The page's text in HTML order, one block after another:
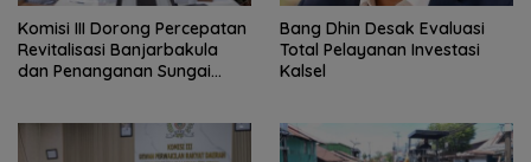
‎Komisi III Dorong Percepatan
Revitalisasi Banjarbakula
dan Penanganan Sungai
‎Bang Dhin Desak Evaluasi
Total Pelayanan Investasi
Kalsel